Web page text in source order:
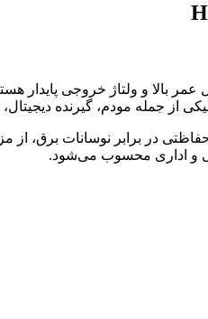
عمر بالا و ولتاژ خروجی پایدار
از جمله مودم، گیرنده
و اداری محسوب می‌شود.